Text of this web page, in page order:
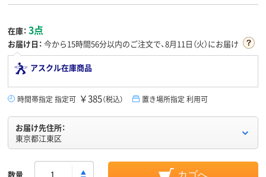
在庫： 3点
お届け日： 今から15時間56分以内のご注文で、8月11日（火）にお届け
アスクル在庫商品
時間帯指定 指定可 ￥385（税込） 置き場所指定 利用可
お届け先住所：
東京都江東区
数量